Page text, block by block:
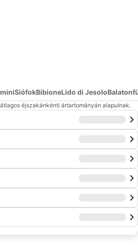
SiófokBibioneLido di Jesolo
éjszakánkénti ártartományán alapulnak.